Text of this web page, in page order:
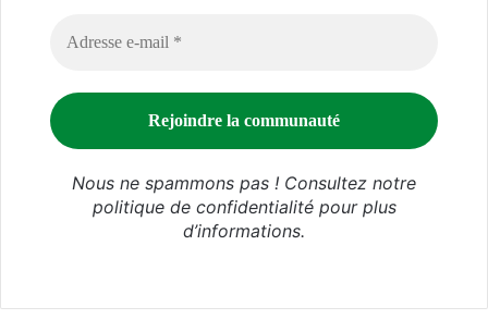
Nous ne spammons pas ! Consultez notre
politique de confidentialitépour plus
d’informations.